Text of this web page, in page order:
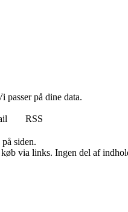
på dine data.
RSS
siden.
via links. Ingen del af